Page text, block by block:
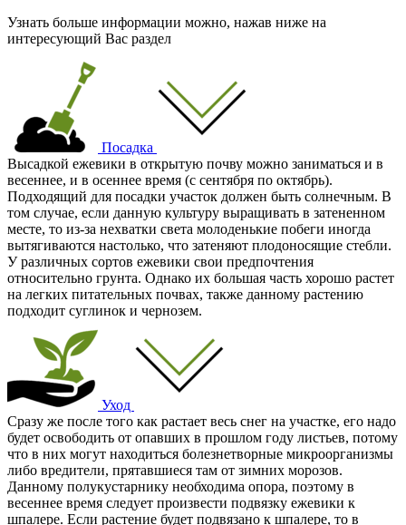
Узнать больше информации можно, нажав ниже на
интересующий Вас раздел
Посадка
Высадкой ежевики в открытую почву можно заниматься и в
весеннее, и в осеннее время (с сентября по октябрь).
Подходящий для посадки участок должен быть солнечным. В
том случае, если данную культуру выращивать в затененном
месте, то из-за нехватки света молоденькие побеги иногда
вытягиваются настолько, что затеняют плодоносящие стебли.
У различных сортов ежевики свои предпочтения
относительно грунта. Однако их большая часть хорошо растет
на легких питательных почвах, также данному растению
подходит суглинок и чернозем.
Уход
Сразу же после того как растает весь снег на участке, его надо
будет освободить от опавших в прошлом году листьев, потому
что в них могут находиться болезнетворные микроорганизмы
либо вредители, прятавшиеся там от зимних морозов.
Данному полукустарнику необходима опора, поэтому в
весеннее время следует произвести подвязку ежевики к
шпалере. Если растение будет подвязано к шпалере, то в